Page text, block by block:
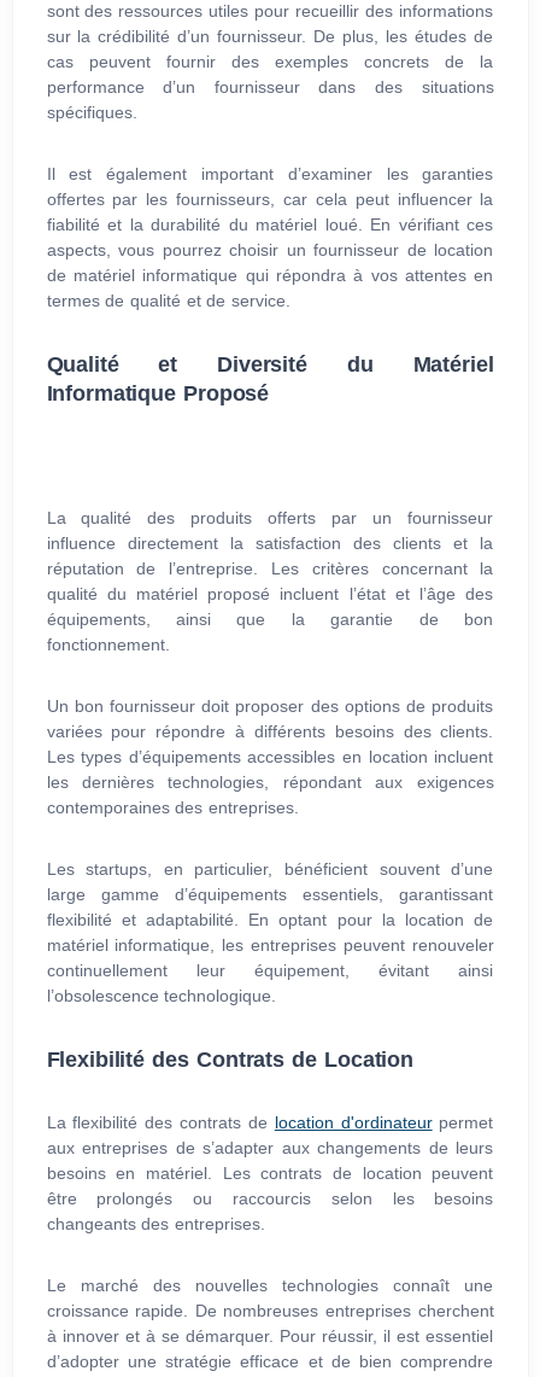
sont des ressources utiles pour recueillir des informations
sur la crédibilité d’un fournisseur. De plus, les études de
cas peuvent fournir des exemples concrets de la
performance d’un fournisseur dans des situations
spécifiques.
Il est également important d’examiner les garanties
offertes par les fournisseurs, car cela peut influencer la
fiabilité et la durabilité du matériel loué. En vérifiant ces
aspects, vous pourrez choisir un fournisseur de location
de matériel informatique qui répondra à vos attentes en
termes de qualité et de service.
Qualité et Diversité du Matériel
Informatique Proposé
La qualité des produits offerts par un fournisseur
influence directement la satisfaction des clients et la
réputation de l’entreprise. Les critères concernant la
qualité du matériel proposé incluent l’état et l’âge des
équipements, ainsi que la garantie de bon
fonctionnement.
Un bon fournisseur doit proposer des options de produits
variées pour répondre à différents besoins des clients.
Les types d’équipements accessibles en location incluent
les dernières technologies, répondant aux exigences
contemporaines des entreprises.
Les startups, en particulier, bénéficient souvent d’une
large gamme d’équipements essentiels, garantissant
flexibilité et adaptabilité. En optant pour la location de
matériel informatique, les entreprises peuvent renouveler
continuellement leur équipement, évitant ainsi
l’obsolescence technologique.
Flexibilité des Contrats de Location
La flexibilité des contrats de location d'ordinateurpermet
aux entreprises de s’adapter aux changements de leurs
besoins en matériel. Les contrats de location peuvent
être prolongés ou raccourcis selon les besoins
changeants des entreprises.
Le marché des nouvelles technologies connaît une
croissance rapide. De nombreuses entreprises cherchent
à innover et à se démarquer. Pour réussir, il est essentiel
d’adopter une stratégie efficace et de bien comprendre